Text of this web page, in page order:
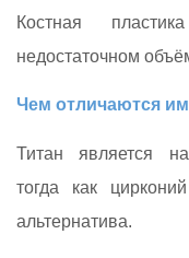
Костная
недостаточном
Чем отличаются
Титан является
тогда как
альтернатива.